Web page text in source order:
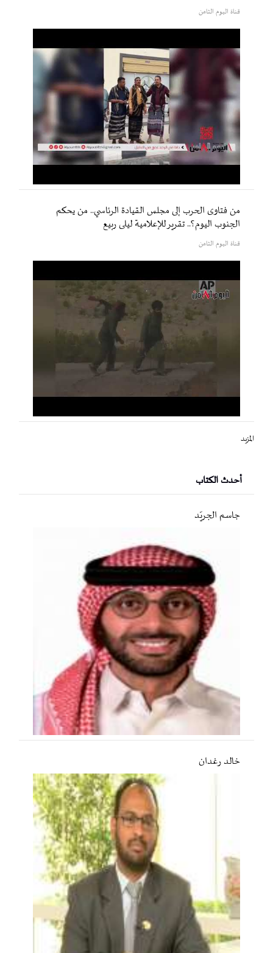
قناة اليوم الثامن
من فتاوى الحرب إلى مجلس القيادة الرئاسي.. من يحكم
الجنوب اليوم؟.. تقرير للإعلامية ليلى ربيع
قناة اليوم الثامن
المزيد
أحدث الكتاب
جاسم الجريّد
خالد رغدان